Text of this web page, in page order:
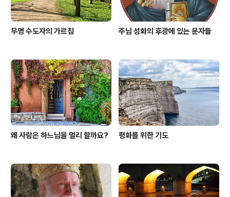
무명 수도자의 가르침 주님 성화의 후광에 있는 문자들
왜 사람은 하느님을 멀리 할까요? 평화를 위한 기도